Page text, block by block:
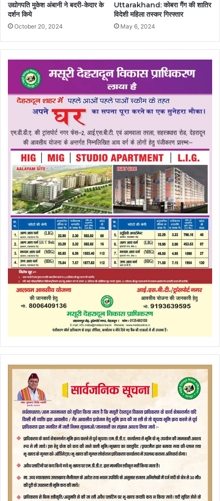
उद्योगपति मुकेश अंबानी ने बदरी-केदार के
दर्शन किये
October 20, 2024
Uttarakhand: कोबरा गैंग की शातिर
विदेशी महिला तस्कर गिरफ्तार
May 6, 2024